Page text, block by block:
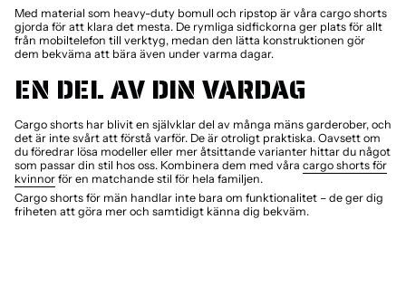
Med material som heavy-duty bomull och ripstop är våra cargo shorts
gjorda för att klara det mesta. De rymliga sidfickorna ger plats för allt
från mobiltelefon till verktyg, medan den lätta konstruktionen gör
dem bekväma att bära även under varma dagar.
EN DEL AV DIN VARDAG
Cargo shorts har blivit en självklar del av många mäns garderober, och
det är inte svårt att förstå varför. De är otroligt praktiska. Oavsett om
du föredrar lösa modeller eller mer åtsittande varianter hittar du något
som passar din stil hos oss. Kombinera dem med våra cargo shorts för
kvinnor för en matchande stil för hela familjen.
Cargo shorts för män handlar inte bara om funktionalitet – de ger dig
friheten att göra mer och samtidigt känna dig bekväm.